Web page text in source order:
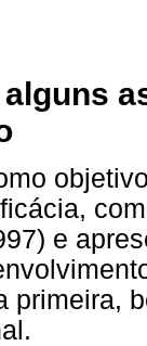
e
primeira,